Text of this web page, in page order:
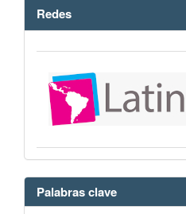
Redes
Palabras clave